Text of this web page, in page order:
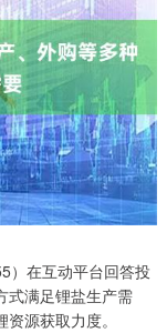
在互动平台回答投
式满足锂盐生产需
源获取力度。